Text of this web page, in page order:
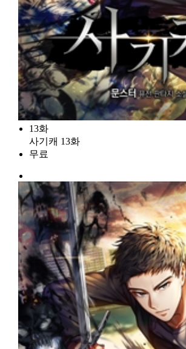
13화
사기캐 13화
무료